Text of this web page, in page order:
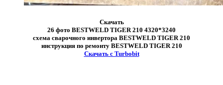
Скачать
26 фото BESTWELD TIGER 210 4320*3240
схема сварочного инвертора BESTWELD TIGER 210
инструкция по ремонту BESTWELD TIGER 210
Скачать с Turbobit